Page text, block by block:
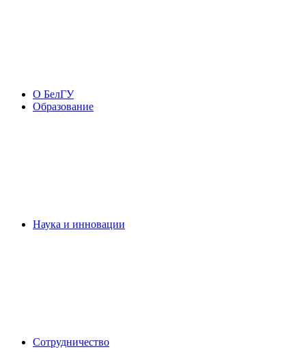
О БелГУ
Образование
Наука и инновации
Сотрудничество